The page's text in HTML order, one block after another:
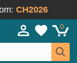
CH2026
0